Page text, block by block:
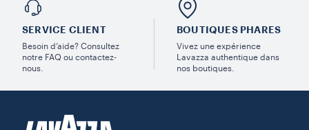
SERVICE CLIENT
Besoin d’aide? Consultez
notre FAQ ou contactez-
nous.
BOUTIQUES PHARES
Vivez une expérience
Lavazza authentique dans
nos boutiques.